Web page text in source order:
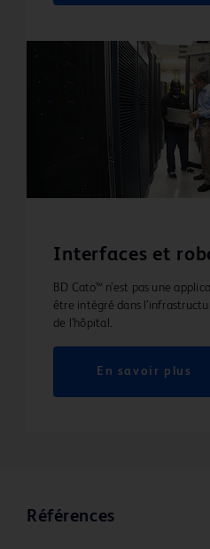
Interfaces et
BD Cato™ n’est pas une
être intégré dans
de l’hôpital.
En savoir plus
Références